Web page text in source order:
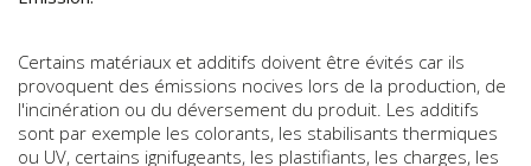
Certains matériaux et additifs doivent être évités car ils
provoquent des émissions nocives lors de la production, de
l'incinération ou du déversement du produit. Les additifs
sont par exemple les colorants, les stabilisants thermiques
ou UV, certains ignifugeants, les plastifiants, les charges, les